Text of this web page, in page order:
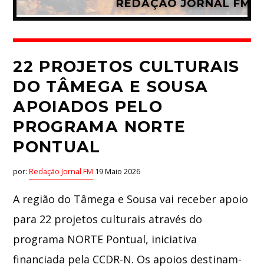
REDAÇÃO JORNAL FM
22 PROJETOS CULTURAIS
DO TÂMEGA E SOUSA
APOIADOS PELO
PROGRAMA NORTE
PONTUAL
por:Redação Jornal FM 19 Maio 2026
A região do Tâmega e Sousa vai receber apoio
para 22 projetos culturais através do
programa NORTE Pontual, iniciativa
financiada pela CCDR-N. Os apoios destinam-